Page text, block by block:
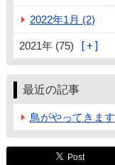
2022年1月 (2)
2021年 (75)
最近の記事
鳥がやってきます
Post